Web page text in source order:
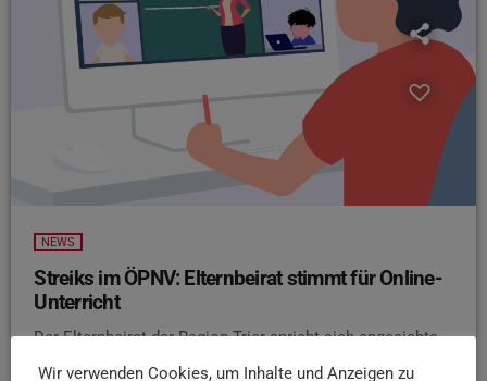
NEWS
Streiks im ÖPNV: Elternbeirat stimmt für Online-
Unterricht
Der Elternbeirat der Region Trier spricht sich angesichts
der erneuten Streiks im ÖPNV für Onlineunterricht aus.
Wir verwenden Cookies, um Inhalte und Anzeigen zu